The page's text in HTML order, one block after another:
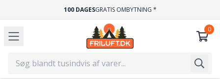
100 DAGESGRATIS OMBYTNING *